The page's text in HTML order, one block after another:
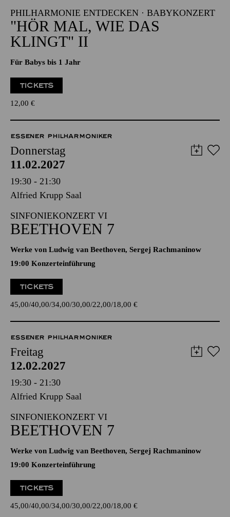
11:30 - 12:15
NATIONAL-BANK Pavillon
PHILHARMONIE ENTDECKEN · BABYKONZERT
"HÖR MAL, WIE DAS
Für Babys bis 1 Jahr
12,00€
ESSENER PHILHARMONIKER
Donnerstag
11.02.2027
19:30 - 21:30
Alfried Krupp Saal
SINFONIEKONZERT VI
BEETHOVEN 7
Werke von Ludwig van Beethoven, Sergej Rachmaninow
19:00 Konzerteinführung
45,00 40,00 34,00 30,00 22,00
ESSENER PHILHARMONIKER
Freitag
12.02.2027
19:30 - 21:30
Alfried Krupp Saal
SINFONIEKONZERT VI
BEETHOVEN 7
Werke von Ludwig van Beethoven, Sergej Rachmaninow
19:00 Konzerteinführung